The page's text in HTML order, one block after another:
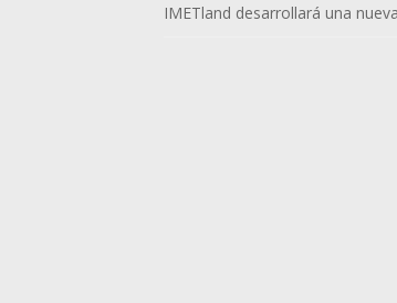
IMETland desarrollará una